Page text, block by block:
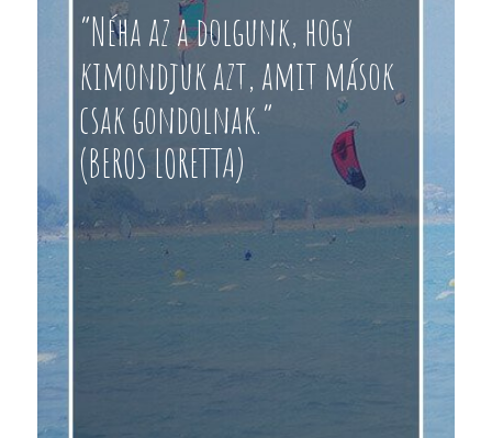
“Néha az a dolgunk, hogy
kimondjuk azt, amit mások
csak gondolnak.”
(BEROS LORETTA)